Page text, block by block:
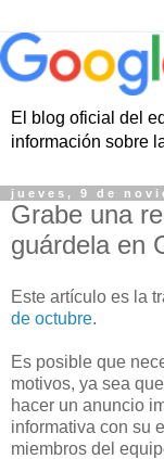
El blog oficial del
información sobre
jueves, 9 de
Grabe una
guárdela en
Este artículo es la
de octubre.
Es posible que
motivos, ya sea
hacer un anuncio
informativa con su
miembros del